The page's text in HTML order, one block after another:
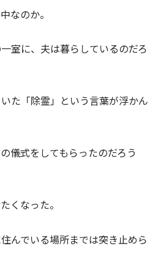
なのか。
室に、夫は暮らしているのだろ
た「除霊」という言葉が浮かん
儀式をしてもらったのだろう
くなった。
んでいる場所までは突き止めら